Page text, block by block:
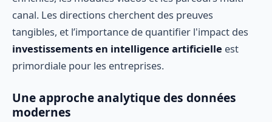
canal. Les directions cherchent des preuves
tangibles, et l’importance de quantifier l'impact des
investissements en intelligence artificielle est
primordiale pour les entreprises.
Une approche analytique des données
modernes